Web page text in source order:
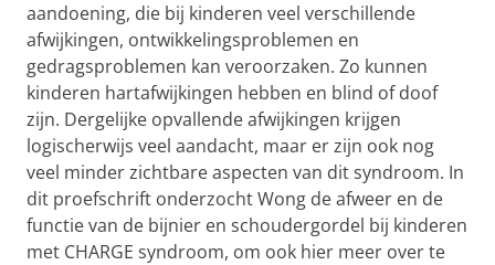
aandoening, die bij kinderen veel verschillende
afwijkingen, ontwikkelingsproblemen en
gedragsproblemen kan veroorzaken. Zo kunnen
kinderen hartafwijkingen hebben en blind of doof
zijn. Dergelijke opvallende afwijkingen krijgen
logischerwijs veel aandacht, maar er zijn ook nog
veel minder zichtbare aspecten van dit syndroom. In
dit proefschrift onderzocht Wong de afweer en de
functie van de bijnier en schoudergordel bij kinderen
met CHARGE syndroom, om ook hier meer over te